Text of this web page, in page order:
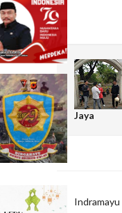
Jaya
Indramayu